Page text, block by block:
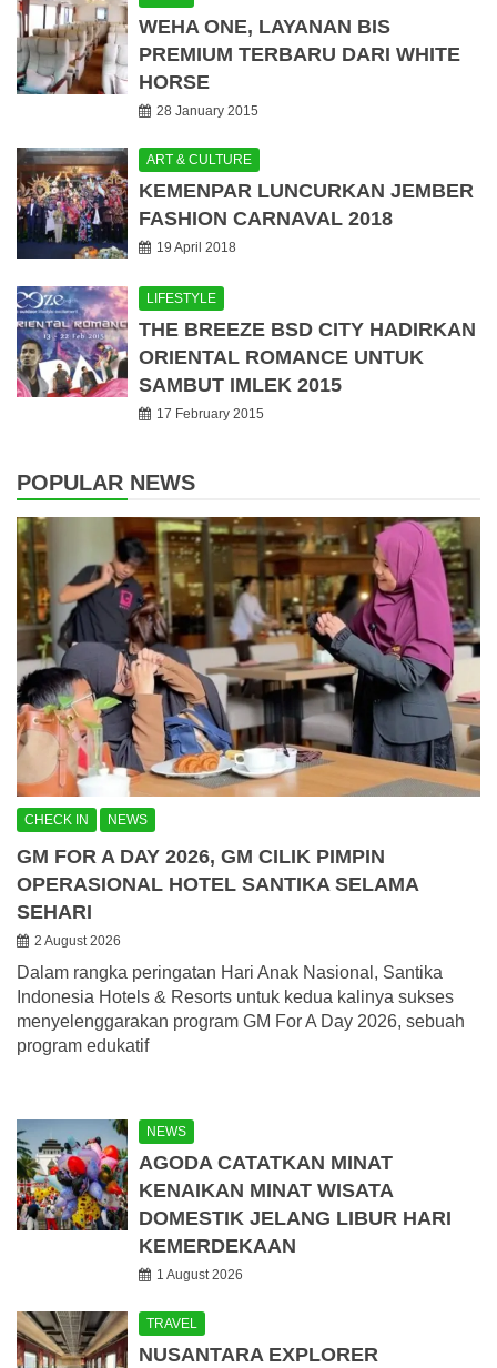
WEHA ONE, LAYANAN BIS
PREMIUM TERBARU DARI WHITE
HORSE
28 January 2015
ART & CULTURE
KEMENPAR LUNCURKAN JEMBER
FASHION CARNAVAL 2018
19 April 2018
LIFESTYLE
THE BREEZE BSD CITY HADIRKAN
ORIENTAL ROMANCE UNTUK
SAMBUT IMLEK 2015
17 February 2015
POPULAR NEWS
CHECK IN NEWS
GM FOR A DAY 2026, GM CILIK PIMPIN
OPERASIONAL HOTEL SANTIKA SELAMA
SEHARI
2 August 2026
Dalam rangka peringatan Hari Anak Nasional, Santika
Indonesia Hotels & Resorts untuk kedua kalinya sukses
menyelenggarakan program GM For A Day 2026, sebuah
program edukatif
NEWS
AGODA CATATKAN MINAT
KENAIKAN MINAT WISATA
DOMESTIK JELANG LIBUR HARI
KEMERDEKAAN
1 August 2026
TRAVEL
NUSANTARA EXPLORER